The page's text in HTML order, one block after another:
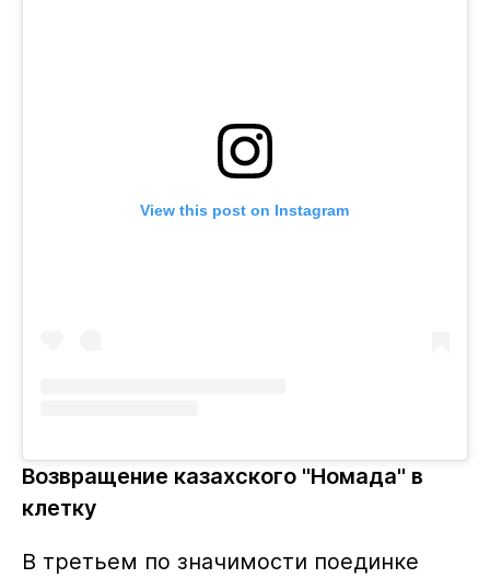
View this post on Instagram
Возвращение казахского "Номада" в
клетку
В третьем по значимости поединке